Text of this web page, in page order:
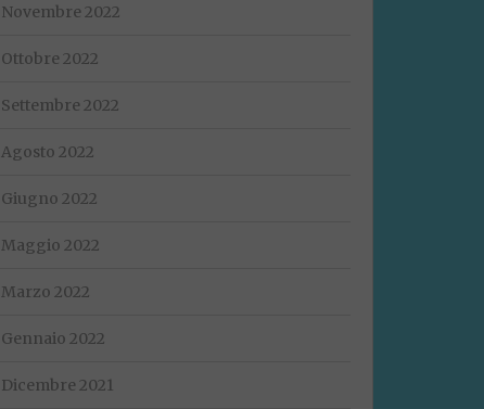
Novembre 2022
Ottobre 2022
Settembre 2022
Agosto 2022
Giugno 2022
Maggio 2022
Marzo 2022
Gennaio 2022
Dicembre 2021